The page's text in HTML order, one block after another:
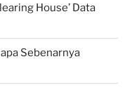
House’ Data
Sebenarnya